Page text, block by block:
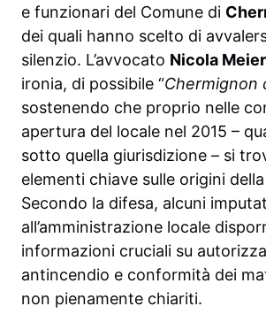
e funzionari del Comune di
dei quali hanno scelto di
silenzio. L’avvocato Nicola Meier
ironia, di possibile “Chermignon
sostenendo che proprio nelle
apertura del locale nel 2015 –
sotto quella giurisdizione – si
elementi chiave sulle origini
Secondo la difesa, alcuni
all’amministrazione locale
informazioni cruciali su
antincendio e conformità dei
non pienamente chiariti.